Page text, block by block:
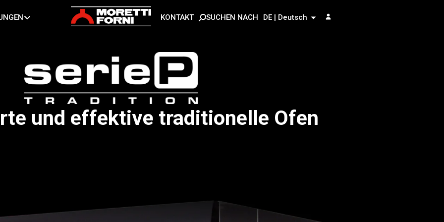
KONTAKT SUCHEN NACH DE | Deutsch
und effektive traditionelle Ofen